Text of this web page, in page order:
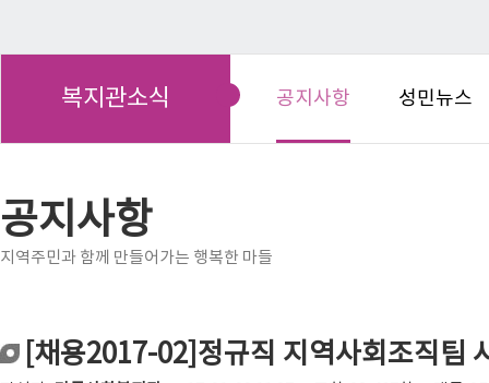
복지관소식 공지사항 성민뉴스
공지사항
지역주민과 함께 만들어가는 행복한 마들
[채용2017-02]정규직 지역사회조직팀